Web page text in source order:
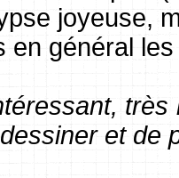
joyeuse,
en général
et de